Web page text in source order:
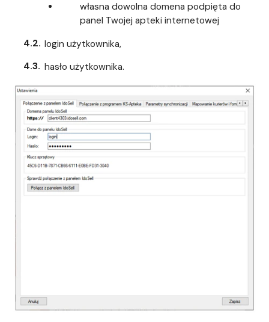
własna dowolna domena podpięta do
panel Twojej apteki internetowej
login użytkownika,
hasło użytkownika.